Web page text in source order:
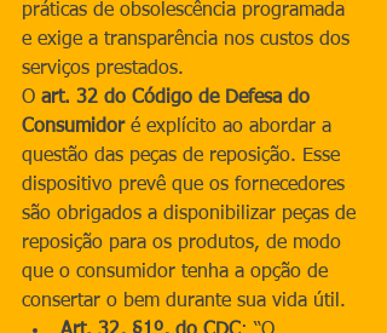
práticas de obsolescência programada
e exige a transparência nos custos dos
serviços prestados.
O art. 32 do Código de Defesa do
Consumidor é explícito ao abordar a
questão das peças de reposição. Esse
dispositivo prevê que os fornecedores
são obrigados a disponibilizar peças de
reposição para os produtos, de modo
que o consumidor tenha a opção de
consertar o bem durante sua vida útil.